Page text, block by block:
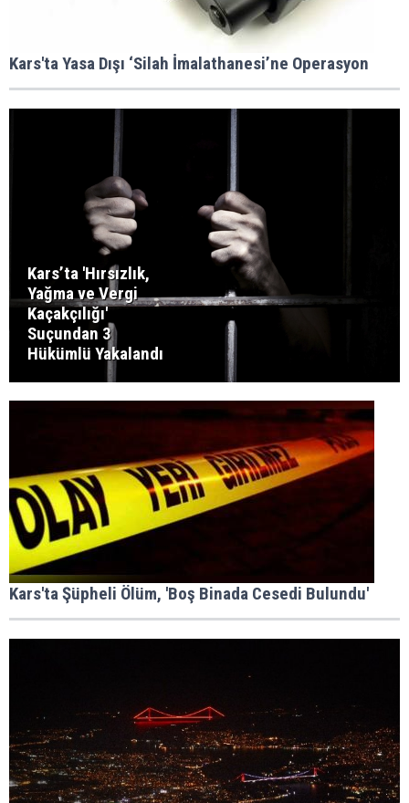
Kars'ta Yasa Dışı ‘Silah İmalathanesi’ne Operasyon
Kars’ta 'Hırsızlık,
Yağma ve Vergi
Kaçakçılığı'
Suçundan 3
Hükümlü Yakalandı
Kars'ta Şüpheli Ölüm, 'Boş Binada Cesedi Bulundu'